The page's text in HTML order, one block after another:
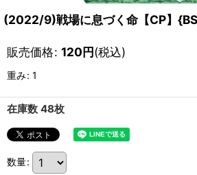
(2022/9)戦場に息づく命【CP】
販売価格: 120円(税込)
重み: 1
在庫数 48枚
数量: